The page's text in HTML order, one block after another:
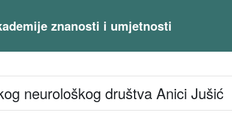
znanosti i umjetnosti
neurološkog društva Anici Jušić